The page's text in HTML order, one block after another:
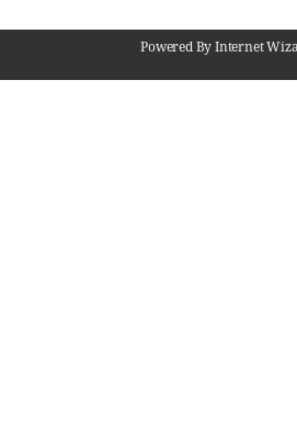
Powered By Internet